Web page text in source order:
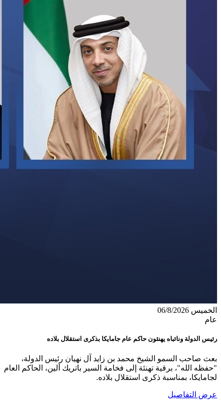
الخميس 06/8/2026
عام
رئيس الدولة ونائباه يهنئون حاكم عام جامايكا بذكرى استقلال بلاده
بعث صاحب السمو الشيخ محمد بن زايد آل نهيان رئيس الدولة،
"حفظه الله"، برقية تهنئة إلى فخامة السير باتريك ألين، الحاكم العام
لجامايكا، بمناسبة ذكرى استقلال بلاده.
عرض التفاصيل